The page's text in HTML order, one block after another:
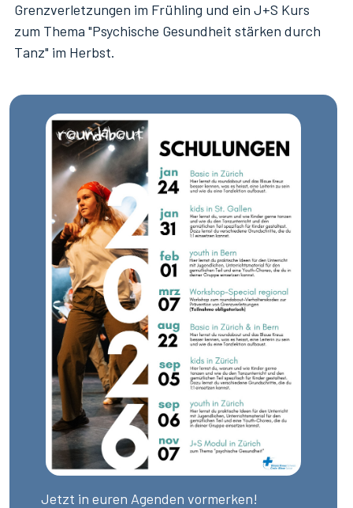
Grenzverletzungen im Frühling und ein J+S Kurs
zum Thema "Psychische Gesundheit stärken durch
Tanz" im Herbst.
Schulungen
2026
Jetzt in euren Agenden vormerken!